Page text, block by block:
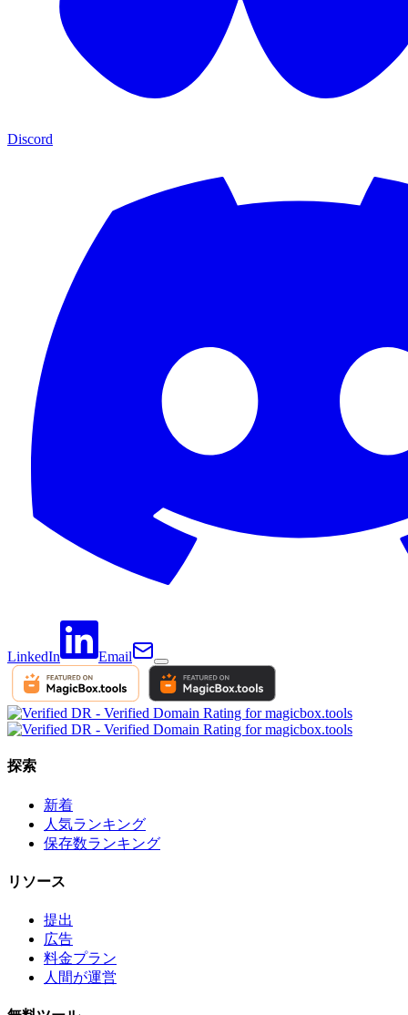
Discord
LinkedIn Email
探索
新着
人気ランキング
保存数ランキング
リソース
提出
広告
料金プラン
人間が運営